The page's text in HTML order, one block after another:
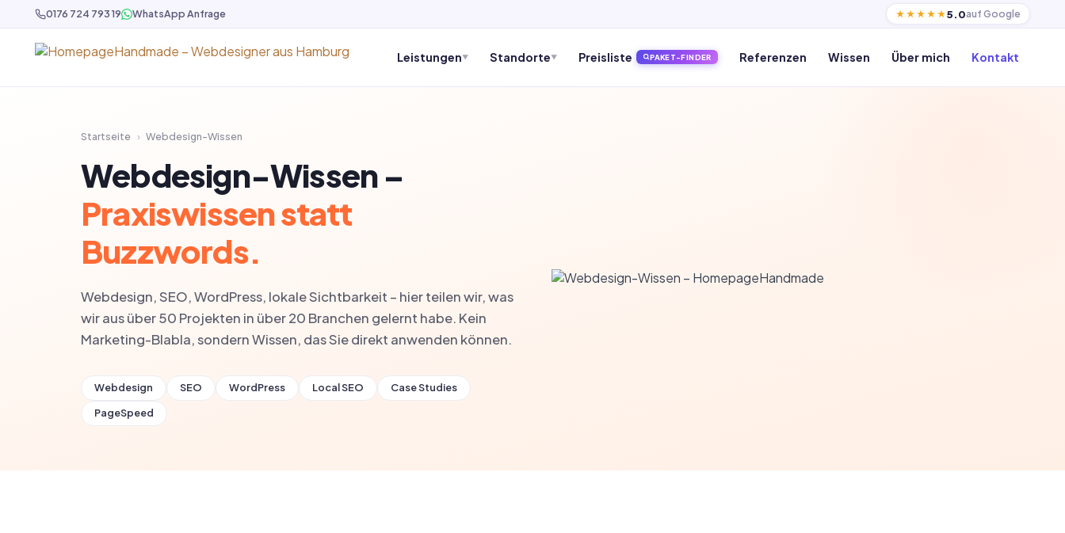
0176 724 793 19 WhatsApp Anfrage ★★★★★5.0auf Google
Leistungen ▼ Standorte ▼ Preisliste PAKET-FINDER Referenzen Wissen Über mich Kontakt
Startseite › Webdesign-Wissen
Webdesign-Wissen –
Praxiswissen statt
Buzzwords.
Webdesign, SEO, WordPress, lokale Sichtbarkeit – hier teilen wir, was
wir aus über 50 Projekten in über 20 Branchen gelernt habe. Kein
Marketing-Blabla, sondern Wissen, das Sie direkt anwenden können.
Webdesign SEO WordPress Local SEO
Case Studies
PageSpeed